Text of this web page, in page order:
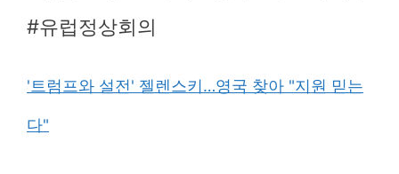
#유럽정상회의
'트럼프와 설전' 젤렌스키…영국 찾아 "지원 믿는
다"